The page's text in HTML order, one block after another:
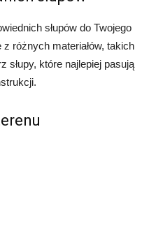
słupów do Twojego
różnych materiałów, takich
słupy, które najlepiej pasują